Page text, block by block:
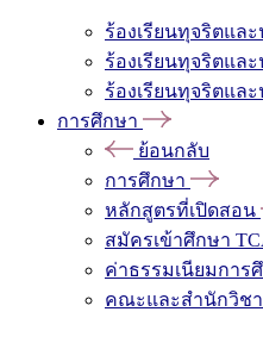
ร้องเรียนทุจริตแล
ร้องเรียนทุจริตแล
ร้องเรียนทุจริตแล
การศึกษา
ย้อนกลับ
การศึกษา
หลักสูตรที่เปิดสอน
สมัครเข้าศึกษา
ค่าธรรมเนียมการ
คณะและสำนักวิชา